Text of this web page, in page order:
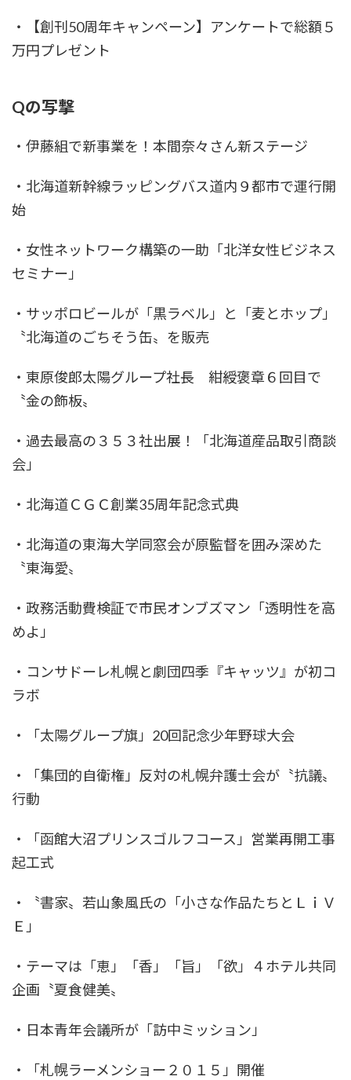
・【創刊50周年キャンペーン】アンケートで総額５
万円プレゼント
Qの写撃
・伊藤組で新事業を！本間奈々さん新ステージ
・北海道新幹線ラッピングバス道内９都市で運行開
始
・女性ネットワーク構築の一助「北洋女性ビジネス
セミナー」
・サッポロビールが「黒ラベル」と「麦とホップ」
〝北海道のごちそう缶〟を販売
・東原俊郎太陽グループ社長 紺綬褒章６回目で
〝金の飾板〟
・過去最高の３５３社出展！「北海道産品取引商談
会」
・北海道ＣＧＣ創業35周年記念式典
・北海道の東海大学同窓会が原監督を囲み深めた
〝東海愛〟
・政務活動費検証で市民オンブズマン「透明性を高
めよ」
・コンサドーレ札幌と劇団四季『キャッツ』が初コ
ラボ
・「太陽グループ旗」20回記念少年野球大会
・「集団的自衛権」反対の札幌弁護士会が〝抗議〟
行動
・「函館大沼プリンスゴルフコース」営業再開工事
起工式
・〝書家〟若山象風氏の「小さな作品たちとＬｉＶ
Ｅ」
・テーマは「恵」「香」「旨」「欲」４ホテル共同
企画〝夏食健美〟
・日本青年会議所が「訪中ミッション」
・「札幌ラーメンショー２０１５」開催